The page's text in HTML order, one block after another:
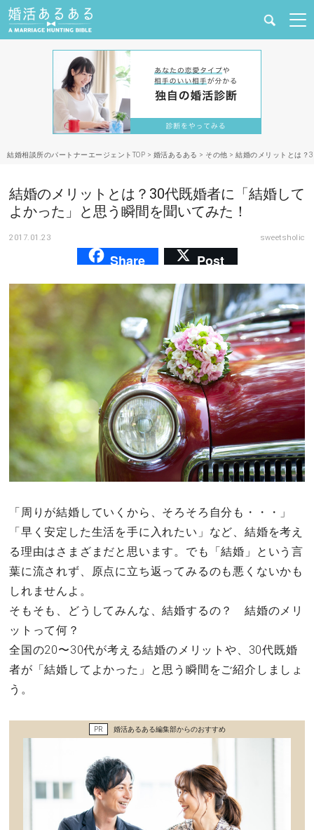
婚活と結婚
恋愛の悩み
合コン・街コン
マッチングアプリ
あるある
その他
ドキドキ
仕事とキャリア
特集
ファッション・美容
グルメ
趣味・旅行
不倫・だめ男
カルチャー・トレンド・芸能
結婚相談所のパートナーエージェントTOP > 婚活あるある > その他 > 結婚のメリットとは？
結婚のメリットとは？30代既婚者に「結婚して
よかった」と思う瞬間を聞いてみた！
2017.01.23 sweetsholic
Share Post
「周りが結婚していくから、そろそろ自分も・・・」
「早く安定した生活を手に入れたい」など、結婚を考え
る理由はさまざまだと思います。でも「結婚」という言
葉に流されず、原点に立ち返ってみるのも悪くないかも
しれませんよ。
そもそも、どうしてみんな、結婚するの？ 結婚のメリ
ットって何？
全国の20〜30代が考える結婚のメリットや、30代既婚
者が「結婚してよかった」と思う瞬間をご紹介しましょ
う。
PR 婚活あるある編集部からのおすすめ